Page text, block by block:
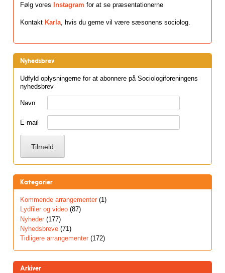
Følg vores Instagram for at se præsentationerne
Kontakt Karla, hvis du gerne vil være sæsonens sociolog.
Nyhedsbrev
Udfyld oplysningerne for at abonnere på Sociologiforeningens
nyhedsbrev
Navn
E-mail
Kategorier
Kommende arrangementer (1)
Lydfiler og video (87)
Nyheder (177)
Nyhedsbreve (71)
Tidligere arrangementer (172)
Arkiver